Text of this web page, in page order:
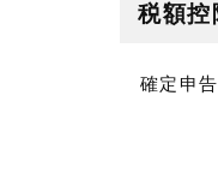
税額控
確定申告